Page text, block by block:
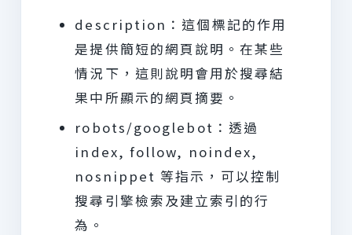
description：這個標記的作用
是提供簡短的網頁說明。在某些
情況下，這則說明會用於搜尋結
果中所顯示的網頁摘要。
robots/googlebot：透過
index, follow, noindex,
nosnippet 等指示，可以控制
搜尋引擎檢索及建立索引的行
為。